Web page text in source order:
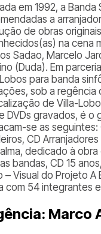
em 1992, a
a
de obras
na cena
Sadao, Marcelo
(Duda). Em
para banda
sob a regência
de Villa-
DVDs gravados, é
se as
CDArranjadores
, dedicado à obra
bandas, CD15 anos
– Visual doProjeto A
com 54 integrantes
Marco